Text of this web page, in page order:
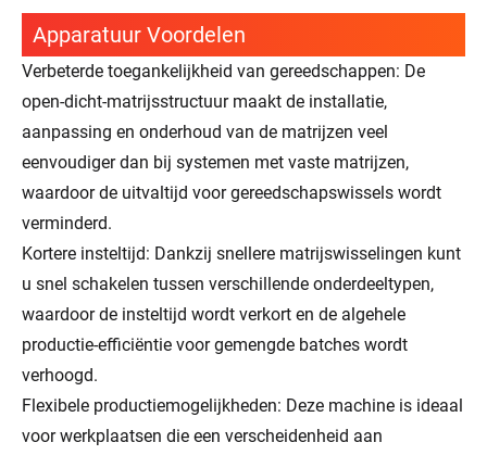
Apparatuur Voordelen
Verbeterde toegankelijkheid van gereedschappen: De
open-dicht-matrijsstructuur maakt de installatie,
aanpassing en onderhoud van de matrijzen veel
eenvoudiger dan bij systemen met vaste matrijzen,
waardoor de uitvaltijd voor gereedschapswissels wordt
verminderd.
Kortere insteltijd: Dankzij snellere matrijswisselingen kunt
u snel schakelen tussen verschillende onderdeeltypen,
waardoor de insteltijd wordt verkort en de algehele
productie-efficiëntie voor gemengde batches wordt
verhoogd.
Flexibele productiemogelijkheden: Deze machine is ideaal
voor werkplaatsen die een verscheidenheid aan